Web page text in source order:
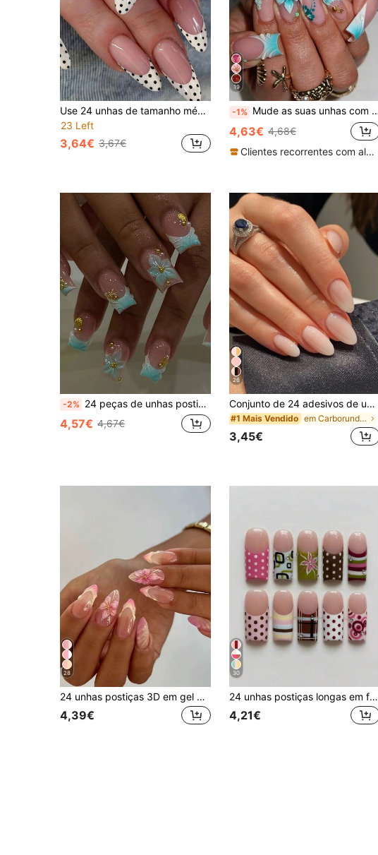
Use 24 unhas de tamanho médio em forma de amêndoa para criar o seu novo visual de unhas! Design elegante retrô branco nuvem com bolinhas da moda, adequado para mulheres e raparigas. Inclui 1 tira adesiva e 1 peça de cola em gelatina
23 Left
3,64€ 3,67€
19
-1% Mude as suas unhas com 24 peças/conjunto de unhas postiças adesivas à base de água, estilo Y2K doce e cool, refrescantes de verão, verde e branco com degradé, onduladas, francesas, com decoração 3D de flor, estrela-do-mar e concha, comprimento médio-longo, perfeitas para raparigas e mulheres, uso diário, praia de verão e essencial para a volta às aulas
4,63€ 4,68€
Clientes recorrentes com alta taxa de retorno
-2% 24 peças de unhas postiças francesas com gradiente branco e azul, unhas falsas com flores 3D, formato quadrado médio, conjunto de manicure com 1 folha de abas adesivas e 1 lima de unhas, adequadas para uso diário
4,57€ 4,67€
26
Conjunto de 24 adesivos de unhas brilhantes em formato amendoado médio com efeito degradê. Estilo minimalista, ideal para mulheres e meninas. Design atemporal, fácil de aplicar e completo para o cuidado e manutenção das unhas.
#1 Mais Vendido em Carborundum Pressione as unhas postiças
3,45€
28
24 unhas postiças 3D em gel de formato amendoado comprido com design floral e pérolas, pontas de unhas French press-on, comprimento curto com ajuste perfeito, conjunto de unhas falsas, inclui 1 cola em gel e 1 lima de unhas, unhas de verão, estéticas
4,39€
30
24 unhas postiças longas em forma de caixão vintage, unhas florais e de bolinhas com decoração de pérolas, unhas press-on com ponta francesa quadrada, ajuste perfeito, conjunto de unhas falsas, inclui: 1 adesivo de dupla face e 1 lima de unhas, unhas de bolinhas
4,21€